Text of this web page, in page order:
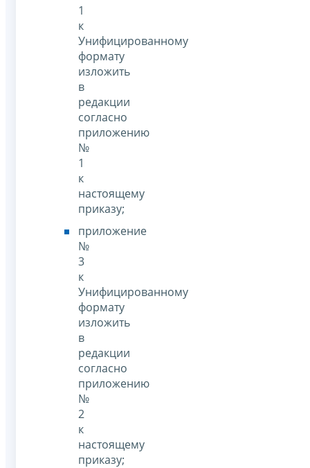
1
к
Унифицированному
формату
изложить
в
редакции
согласно
приложению
№
1
к
настоящему
приказу;
приложение
№
3
к
Унифицированному
формату
изложить
в
редакции
согласно
приложению
№
2
к
настоящему
приказу;